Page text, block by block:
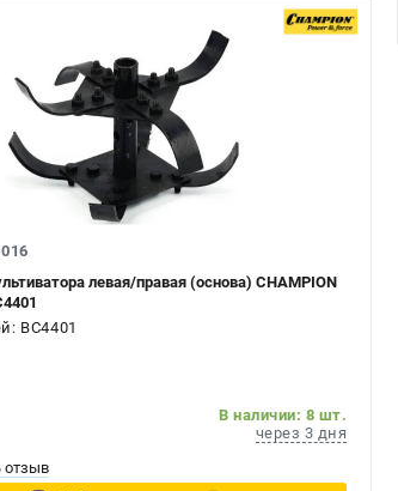
левая/правая (основа) CHAMPION
BC4401
В наличии: 8 шт.
через 3 дня
отзыв